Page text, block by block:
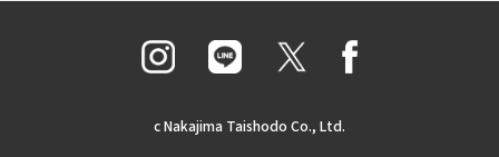
c Nakajima Taishodo Co., Ltd.